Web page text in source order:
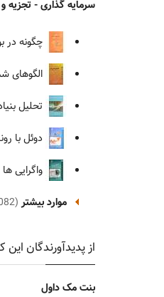
سرمایه گذاری - تجزیه
چگونه در
الگوهای
تحلیل
دوئل با
واگرایی ها
موارد بیشتر (1082)
از پدیدآورندگان این
بنت مک داول